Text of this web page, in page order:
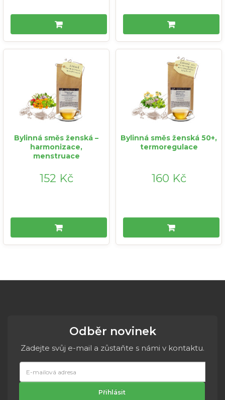
Bylinná směs ženská –
harmonizace,
menstruace
152 Kč
Bylinná směs ženská 50+,
termoregulace
160 Kč
Odběr novinek
Zadejte svůj e-mail a zůstaňte s námi v kontaktu.
mailová
adresa
Přihlásit